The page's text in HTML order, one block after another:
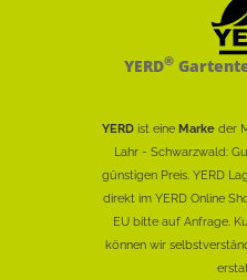
YERD®
YERD ist eine Marke der
Lahr - Schwarzwald:
günstigen Preis. YERD
direkt im YERD Online
EU bitte auf Anfrage.
können wir